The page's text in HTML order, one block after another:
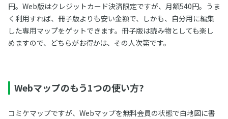
円。Web版はクレジットカード決済限定ですが、月額540円。うま
く利用すれば、冊子版よりも安い金額で、しかも、自分用に編集
した専用マップをゲットできます。冊子版は読み物としても楽し
めますので、どちらがお得かは、その人次第です。
Webマップのもう1つの使い方?
コミケマップですが、Webマップを無料会員の状態で白地図に書